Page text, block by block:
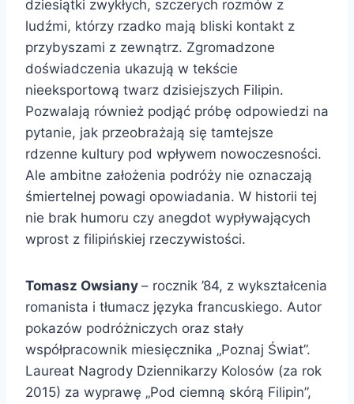
dziesiątki zwykłych, szczerych rozmów z
ludźmi, którzy rzadko mają bliski kontakt z
przybyszami z zewnątrz. Zgromadzone
doświadczenia ukazują w tekście
nieeksportową twarz dzisiejszych Filipin.
Pozwalają również podjąć próbę odpowiedzi na
pytanie, jak przeobrażają się tamtejsze
rdzenne kultury pod wpływem nowoczesności.
Ale ambitne założenia podróży nie oznaczają
śmiertelnej powagi opowiadania. W historii tej
nie brak humoru czy anegdot wypływających
wprost z filipińskiej rzeczywistości.
Tomasz Owsiany – rocznik ’84, z wykształcenia
romanista i tłumacz języka francuskiego. Autor
pokazów podróżniczych oraz stały
współpracownik miesięcznika „Poznaj Świat”.
Laureat Nagrody Dziennikarzy Kolosów (za rok
2015) za wyprawę „Pod ciemną skórą Filipin”,